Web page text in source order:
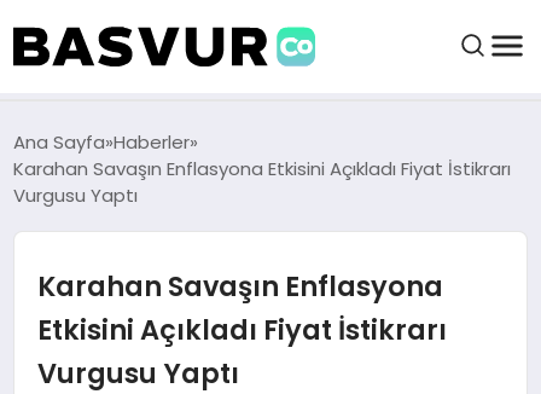
BAŞVURULAR
BAYILIKLER
HABERLER
Ana Sayfa Haberler
Karahan Savaşın Enflasyona Etkisini Açıkladı Fiyat İstikrarı
Vurgusu Yaptı
Karahan Savaşın Enflasyona
Etkisini Açıkladı Fiyat İstikrarı
Vurgusu Yaptı